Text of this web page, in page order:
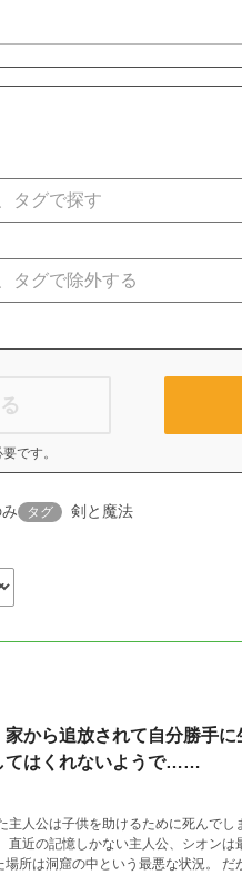
です。
タグ 剣と魔法
から追放されて自分勝手
てはくれないようで……
主人公は子供を助けるために死んで
直近の記憶しかない主人公、シオン
状況。 だが、それでも……全てをやり直せる機会を与えら